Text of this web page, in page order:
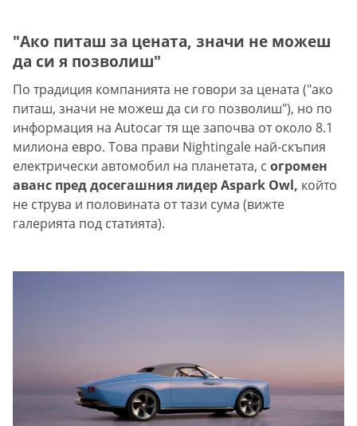
"Ако питаш за цената, значи не можеш
да си я позволиш"
По традиция компанията не говори за цената ("ако
питаш, значи не можеш да си го позволиш"), но по
информация на Autocar тя ще започва от около 8.1
милиона евро. Това прави Nightingale най-скъпия
електрически автомобил на планетата, с огромен
аванс пред досегашния лидер Aspark Owl, който
не струва и половината от тази сума (вижте
галерията под статията).